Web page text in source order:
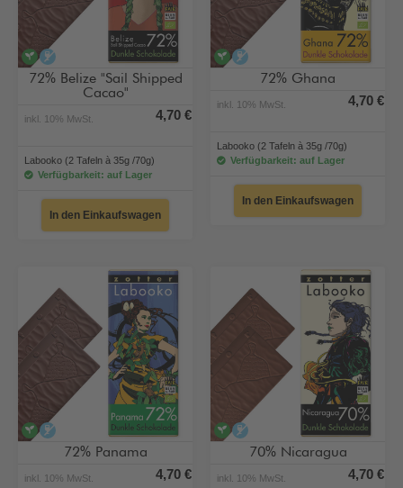
veganalkoholfrei
72% Belize "Sail Shipped
Cacao"
inkl. 10% MwSt. 4,70 €
Labooko (2 Tafeln à 35g /70g)
Verfügbarkeit: auf Lager
In den Einkaufswagen
veganalkoholfrei
72% Ghana
inkl. 10% MwSt. 4,70 €
Labooko (2 Tafeln à 35g /70g)
Verfügbarkeit: auf Lager
In den Einkaufswagen
veganalkoholfrei
72% Panama
inkl. 10% MwSt. 4,70 €
veganalkoholfrei
70% Nicaragua
inkl. 10% MwSt. 4,70 €